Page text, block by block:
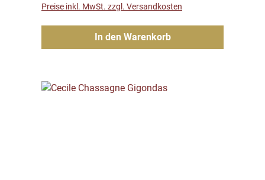
Preise inkl. MwSt. zzgl. Versandkosten
In den Warenkorb